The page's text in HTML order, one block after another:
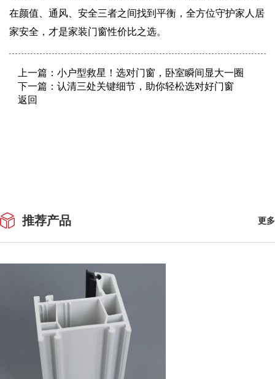
在颜值、通风、安全三者之间找到平衡，全方位守护家人居
家安全，才是家装门窗性价比之选。
上一篇： 小户型救星！选对门窗，卧室瞬间显大一圈
下一篇： 认清三处关键细节，助你轻松选对好门窗
返回
推荐产品 更多